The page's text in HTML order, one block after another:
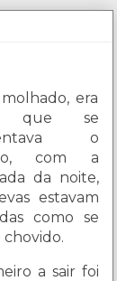
era
que se
o
com a
da noite,
estavam
como se
chovido.
a sair foi